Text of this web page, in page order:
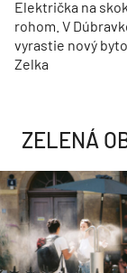
Električka na
rohom. V
vyrastie nový
Zelka
ZELENÁ